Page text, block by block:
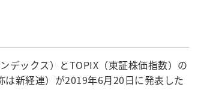
デックス）とTOPIX（東証株価指数）の
新経連）が2019年6月20日に発表した